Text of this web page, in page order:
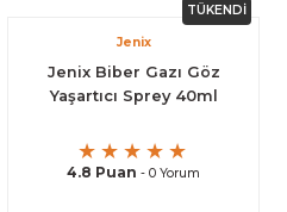
TÜKENDİ
Jenix
Jenix Biber Gazı Göz
Yaşartıcı Sprey 40ml
4.8 Puan - 0 Yorum